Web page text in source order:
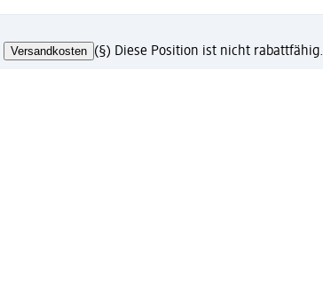
Versandkosten (§) Diese Position ist nicht rabattfähig.